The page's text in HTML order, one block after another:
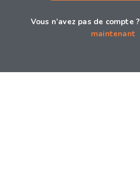
Vous n’avez pas de compte ?
maintenant